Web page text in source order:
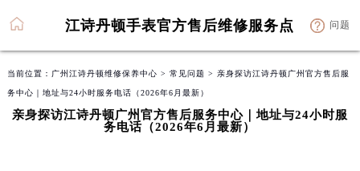
江诗丹顿手表官方售后维修服务点 问题
当前位置： 广州江诗丹顿维修保养中心 > 常见问题 > 亲身探访江诗丹顿广州官方售后服
务中心｜地址与24小时服务电话（2026年6月最新）
亲身探访江诗丹顿广州官方售后服务中心｜地址与24小时服
务电话（2026年6月最新）